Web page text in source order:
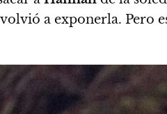
a exponerla. Pero